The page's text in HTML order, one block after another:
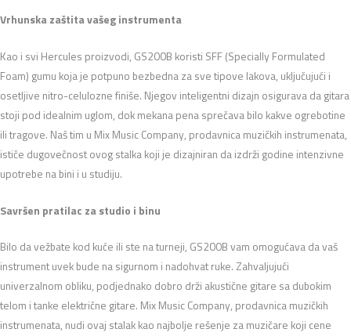
Vrhunska zaštita vašeg instrumenta
Kao i svi Hercules proizvodi, GS200B koristi SFF (Specially Formulated
Foam) gumu koja je potpuno bezbedna za sve tipove lakova, uključujući i
osetljive nitro-celulozne finiše. Njegov inteligentni dizajn osigurava da gitara
stoji pod idealnim uglom, dok mekana pena sprečava bilo kakve ogrebotine
ili tragove. Naš tim u Mix Music Company, prodavnica muzičkih instrumenata,
ističe dugovečnost ovog stalka koji je dizajniran da izdrži godine intenzivne
upotrebe na bini i u studiju.
Savršen pratilac za studio i binu
Bilo da vežbate kod kuće ili ste na turneji, GS200B vam omogućava da vaš
instrument uvek bude na sigurnom i nadohvat ruke. Zahvaljujući
univerzalnom obliku, podjednako dobro drži akustične gitare sa dubokim
telom i tanke električne gitare. Mix Music Company, prodavnica muzičkih
instrumenata, nudi ovaj stalak kao najbolje rešenje za muzičare koji cene